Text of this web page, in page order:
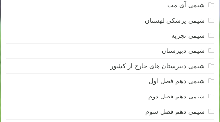
شیمی آی مت
شیمی پزشکی لهستان
شیمی تجزیه
شیمی دبیرستان
شیمی دبیرستان های خارج از کشور
شیمی دهم فصل اول
شیمی دهم فصل دوم
شیمی دهم فصل سوم